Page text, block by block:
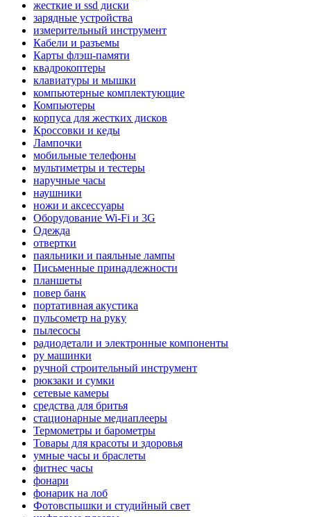
жесткие и ssd диски
зарядные устройства
измерительный инструмент
Кабели и разъемы
Карты флэш-памяти
квадрокоптеры
клавиатуры и мышки
компьютерные комплектующие
Компьютеры
корпуса для жестких дисков
Кроссовки и кеды
Лампочки
мобильные телефоны
мультиметры и тестеры
наручные часы
наушники
ножи и аксессуары
Оборудование Wi-Fi и 3G
Одежда
отвертки
паяльники и паяльные лампы
Письменные принадлежности
планшеты
повер банк
портативная акустика
пульсометр на руку
пылесосы
радиодетали и электронные компоненты
ру машинки
ручной строительный инструмент
рюкзаки и сумки
сетевые камеры
средства для бритья
стационарные медиаплееры
Термометры и барометры
Товары для красоты и здоровья
умные часы и браслеты
фитнес часы
фонари
фонарик на лоб
Фотовспышки и студийный свет